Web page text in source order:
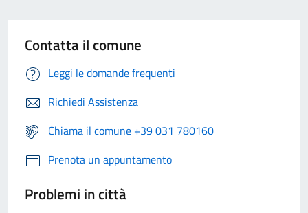
Contatta il comune
Leggi le domande frequenti
Richiedi Assistenza
Chiama il comune +39 031 780160
Prenota un appuntamento
Problemi in città